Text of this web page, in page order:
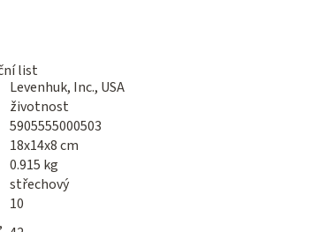
list
Levenhuk, Inc., USA
životnost
5905555000503
18x14x8 cm
0.915 kg
střechový
10